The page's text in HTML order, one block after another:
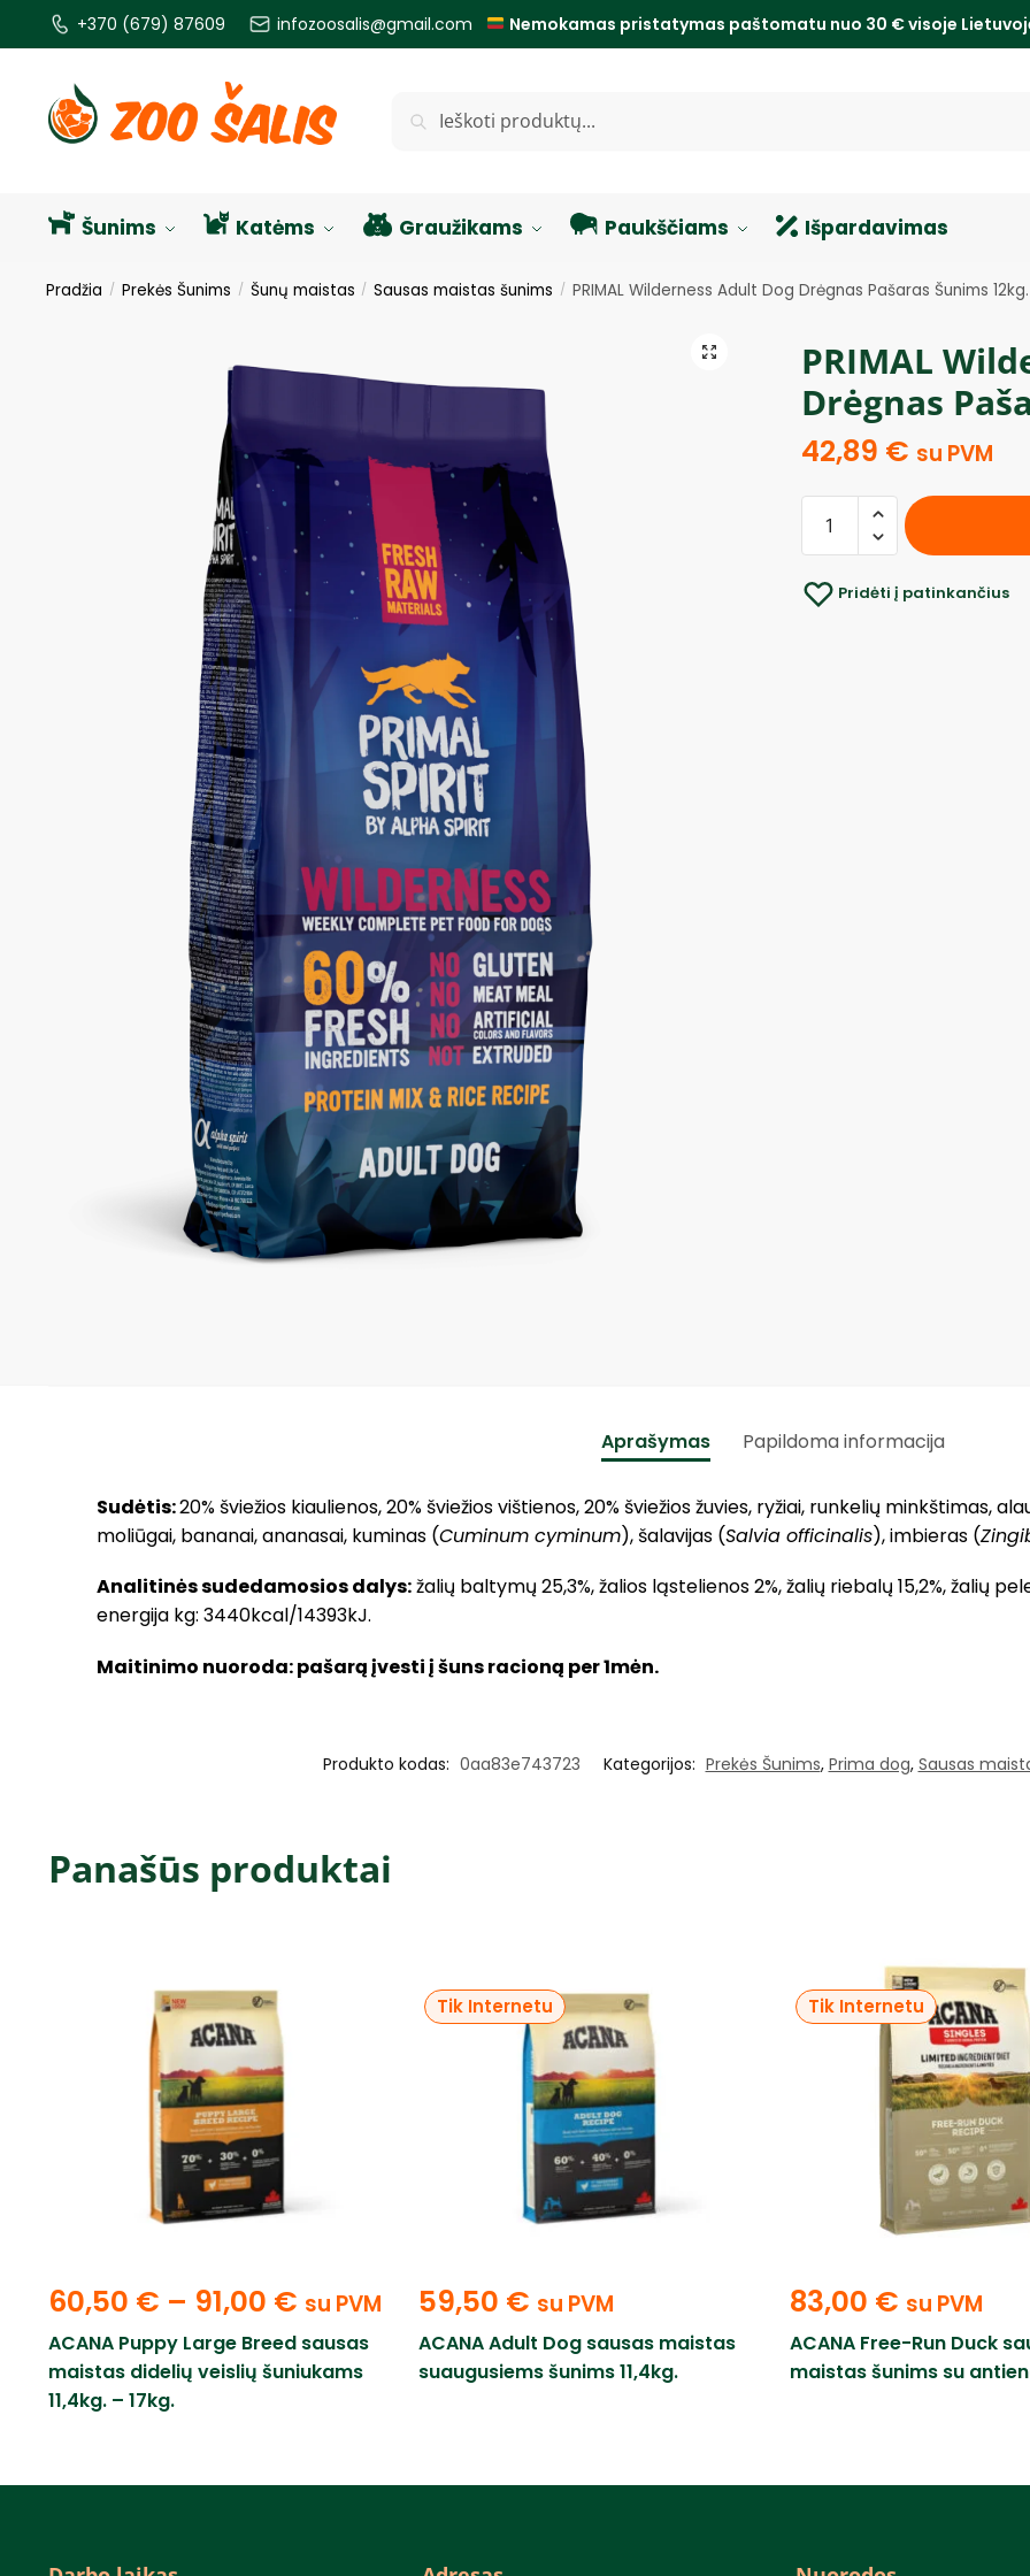
+370 (679) 87609 infozoosalis@gmail.com Nemokamas pristatymas paštomatu nuo 30 € visoje
Šunims Katėms Graužikams Paukščiams Išpardavimas
Pradžia / Prekės Šunims / Šunų maistas / Sausas maistas šunims / PRIMAL Wilderness Adult Dog Drėgnas Pašaras Šunims 12kg.
PRIMAL
Drėgnas
42,89 € su PVM
Pridėti į patinkančius
Aprašymas Papildoma informacija
Sudėtis:20% šviežios kiaulienos, 20% šviežios vištienos, 20% šviežios žuvies, ryžiai, runkelių minkštimas,
moliūgai, bananai, ananasai, kuminas (Cuminum cyminum), šalavijas (Salvia officinalis), imbieras (
Analitinės sudedamosios dalys:žalių baltymų 25,3%, žalios ląstelienos 2%, žalių riebalų 15,2%, žalių
energija kg: 3440kcal/14393kJ.
Maitinimo nuoroda: pašarą įvesti į šuns racioną per 1mėn.
Produkto kodas: 0aa83e743723 Kategorijos: Prekės Šunims, Prima dog, Sausas
Panašūs produktai
60,50 € – 91,00 € su PVM
ACANA Puppy Large Breed sausas
maistas didelių veislių šuniukams
11,4kg. – 17kg.
59,50 € su PVM
Tik Internetu
ACANA Adult Dog sausas maistas
suaugusiems šunims 11,4kg.
83,00 € su PVM
Tik Internetu
ACANA Free-Run Duck
maistas šunims su